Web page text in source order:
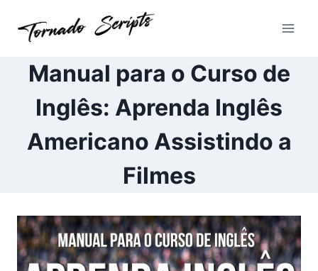
para
ConteúdoManual para o Curso de
Inglês: Aprenda Inglês
Americano Assistindo a
Filmes